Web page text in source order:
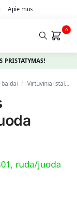
Apie mus
0
PRISTATYMAS!
/ Virtuviniai stalai, valgomojo ir baro staliukai